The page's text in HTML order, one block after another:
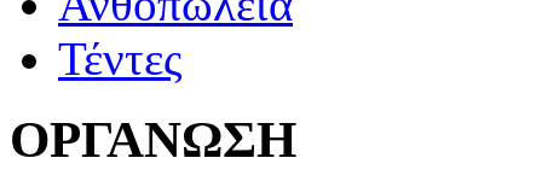
Τέντες
ΟΡΓΑΝΩΣΗ